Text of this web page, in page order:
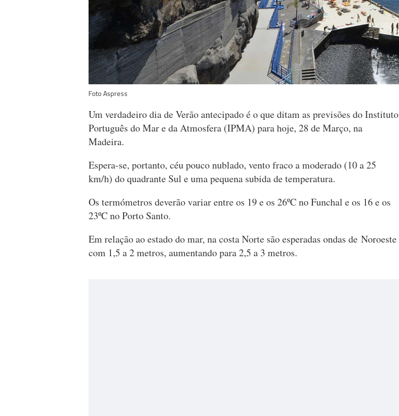
Foto Aspress
Um verdadeiro dia de Verão antecipado é o que ditam as previsões do Instituto
Português do Mar e da Atmosfera (IPMA) para hoje, 28 de Março, na
Madeira.
Espera-se, portanto, céu pouco nublado, vento fraco a moderado (10 a 25
km/h) do quadrante Sul e uma pequena subida de temperatura.
Os termómetros deverão variar entre os 19 e os 26ºC no Funchal e os 16 e os
23ºC no Porto Santo.
Em relação ao estado do mar, na costa Norte são esperadas ondas de Noroeste
com 1,5 a 2 metros, aumentando para 2,5 a 3 metros.